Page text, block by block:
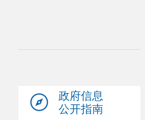
政府信息
公开指南